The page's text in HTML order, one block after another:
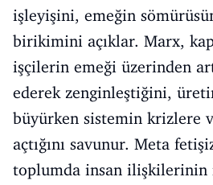
işleyişini, emeğin
birikimini açıklar. Marx,
işçilerin emeği üzerinden
ederek zenginleştiğini,
büyürken sistemin krizlere
açtığını savunur. Meta
toplumda insan ilişkilerinin